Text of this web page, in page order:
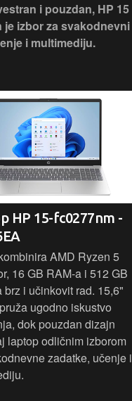
i pouzdan, HP 15
je izbor za svakodnevni
i multimediju.
HP 15-fc0277nm -
AMD Ryzen 5
16 GB RAM-a i 512 GB
brz i učinkovit rad. 15,6"
ugodno iskustvo
dok pouzdan dizajn
laptop odličnim izborom
zadatke, učenje i